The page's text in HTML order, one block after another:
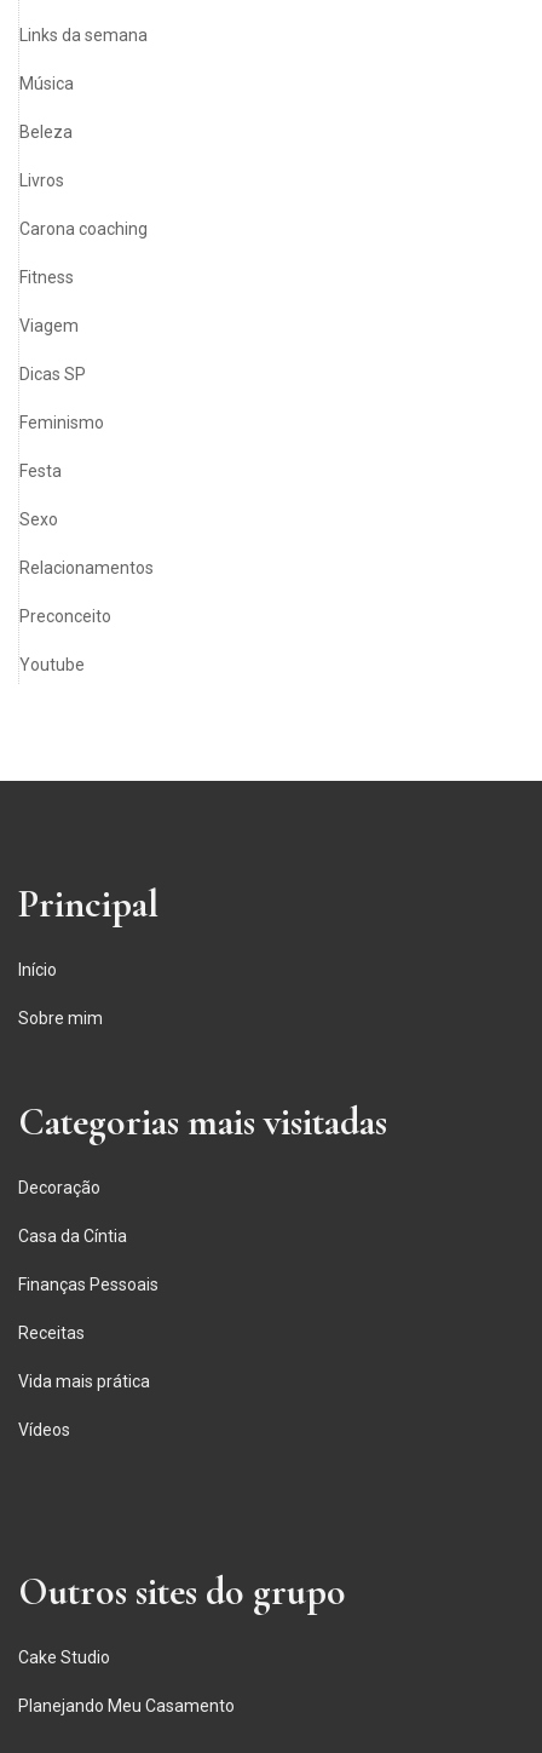
Links da semana
Música
Beleza
Livros
Carona coaching
Fitness
Viagem
Dicas SP
Feminismo
Festa
Sexo
Relacionamentos
Preconceito
Youtube
Principal
Início
Sobre mim
Categorias mais visitadas
Decoração
Casa da Cíntia
Finanças Pessoais
Receitas
Vida mais prática
Vídeos
Outros sites do grupo
Cake Studio
Planejando Meu Casamento